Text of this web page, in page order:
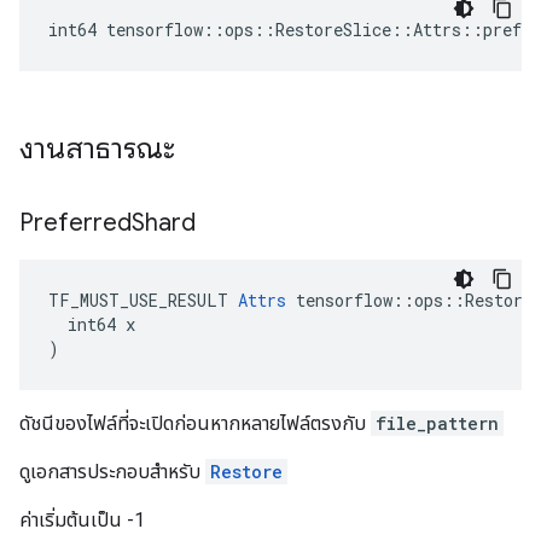
int64
งานสาธารณะ
PreferredShard
TF_MUST_USE_RESULT Attrs
  int64 x
)
ดัชนีของไฟล์ที่จะเปิดก่อนหากหลายไฟล์ตรงกับ file_pattern
ดูเอกสารประกอบสำหรับ Restore
ค่าเริ่มต้นเป็น -1